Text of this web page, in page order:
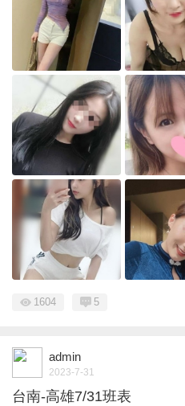
1604 5
admin
2023-7-31
台南-高雄7/31班表